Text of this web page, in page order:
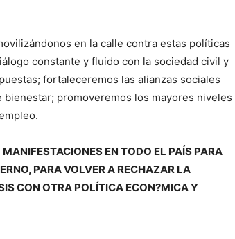
en la calle contra estas políticas
constante y fluido con la sociedad civil y
fortaleceremos las alianzas sociales
promoveremos los mayores niveles
EN TODO EL PAÍS PARA
PARA VOLVER A RECHAZAR LA
CON OTRA POLÍTICA ECON?MICA Y